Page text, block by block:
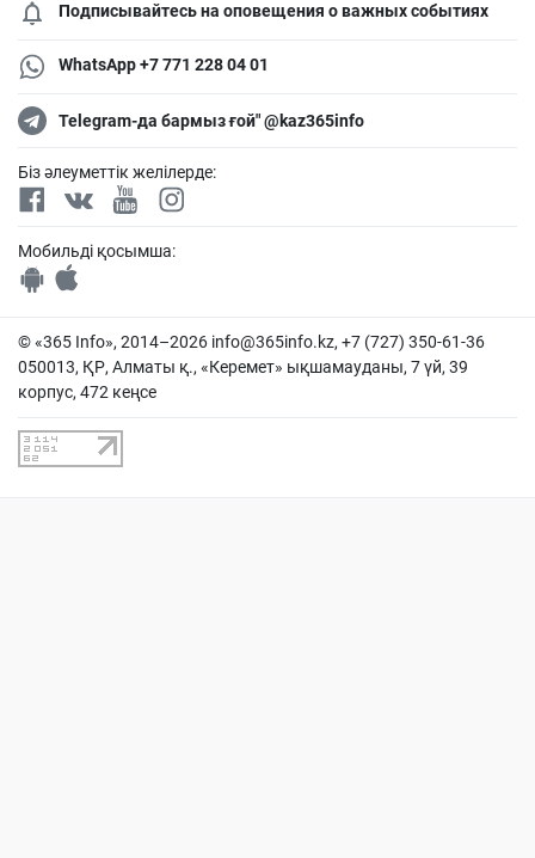
Подписывайтесь на оповещения о важных событиях
WhatsApp +7 771 228 04 01
Telegram-да бармыз ғой" @kaz365info
Біз әлеуметтік желілерде:
Мобильді қосымша:
© «365 Info», 2014–2026 info@365info.kz, +7 (727) 350-61-36
050013, ҚР, Алматы қ., «Керемет» ықшамауданы, 7 үй, 39
корпус, 472 кеңсе